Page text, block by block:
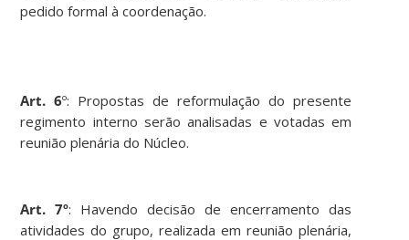
pedido formal à coordenação.
Art. 6º: Propostas de reformulação do presente
regimento interno serão analisadas e votadas em
reunião plenária do Núcleo.
Art. 7º: Havendo decisão de encerramento das
atividades do grupo, realizada em reunião plenária,